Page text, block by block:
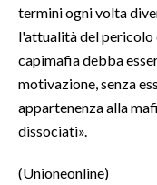
termini ogni volta
l'attualità del pericolo
capimafia debba
motivazione, senza
appartenenza alla
dissociati».
(Unioneonline)